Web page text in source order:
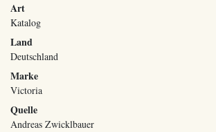
Art
Katalog
Land
Deutschland
Marke
Victoria
Quelle
Andreas Zwicklbauer